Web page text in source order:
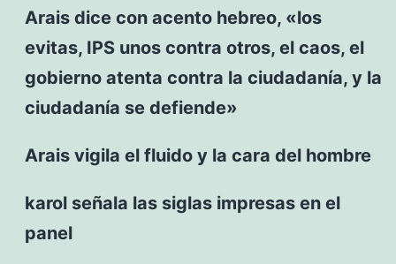
Arais dice con acento hebreo, «los
evitas, IPS unos contra otros, el caos, el
gobierno atenta contra la ciudadanía, y la
ciudadanía se defiende»
Arais vigila el fluido y la cara del hombre
karol señala las siglas impresas en el
panel